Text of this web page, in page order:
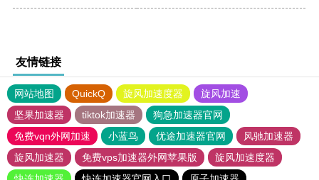
友情链接
网站地图 QuickQ 旋风加速度器
旋风加速
坚果加速器
tiktok加速器
狗急加速器官网
免费vqn外网加速
小蓝鸟 优途加速器官网
风驰加速器
旋风加速器
免费vps加速器外网苹果版
旋风加速度器